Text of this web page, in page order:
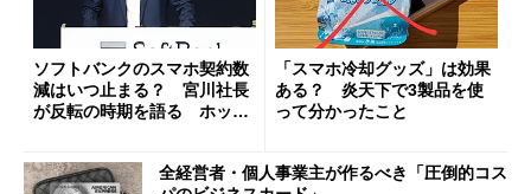
ソフトバンクのスマホ契約数
減はいつ止まる？ 宮川社長
が反転の時期を語る ホッピ
「スマホ冷却グッズ」は効果
ある？ 炎天下で3製品を使
って分かったこと
全経営者・個人事業主が作るべき「圧倒的コス